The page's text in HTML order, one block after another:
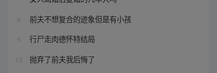
8 前夫不想复合的迹象但是有小孩
9 行尸走肉德怀特结局
10 抛弃了前夫我后悔了